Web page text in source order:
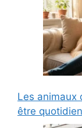
Les animaux
être quotidien